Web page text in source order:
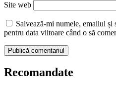
Site web
Salvează-mi numele, emailul
pentru data viitoare când o să
Recomandate